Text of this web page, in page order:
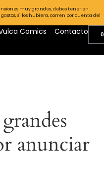
muy grandes, debes tener en
si los hubiera, corren por cuenta del
Comics Contacto
anunciar